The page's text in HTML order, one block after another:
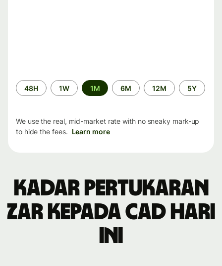
Time
period
48H 1W 1M 6M 12M 5Y
We use the real, mid-market rate with no sneaky mark-up
to hide the fees. Learn more
Kadar pertukaran
ZAR kepada CAD hari
ini